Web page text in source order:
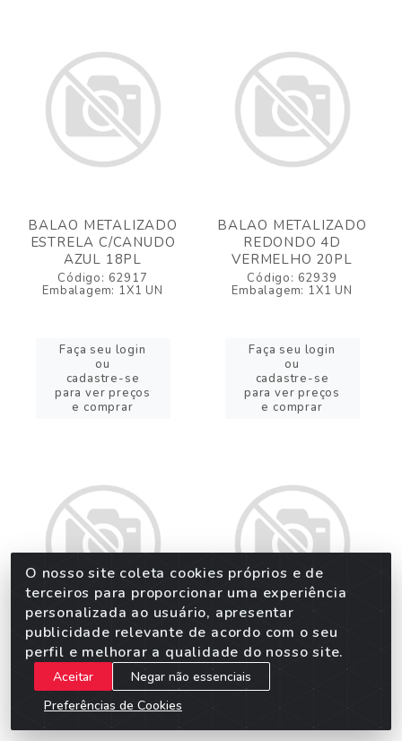
BALAO METALIZADO
ESTRELA C/CANUDO
AZUL 18PL
Código: 62917
Embalagem: 1X1 UN
Faça seu login
ou
cadastre-se
para ver preços
e comprar
BALAO METALIZADO
REDONDO 4D
VERMELHO 20PL
Código: 62939
Embalagem: 1X1 UN
Faça seu login
ou
cadastre-se
para ver preços
e comprar
BALAO METALIZADO
REDONDO 4D AZUL
20PL
Código: 62943
BALAO METALIZADO
REDONDO 4D ROSA
BEBE 20PL
O nosso site coleta cookies próprios e de
terceiros para proporcionar uma experiência
personalizada ao usuário, apresentar
publicidade relevante de acordo com o seu
perfil e melhorar a qualidade do nosso site.
Aceitar
Negar não essenciais
Preferências de Cookies